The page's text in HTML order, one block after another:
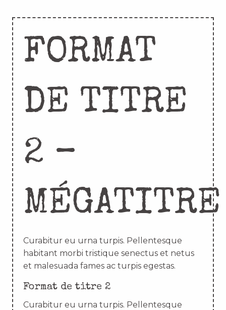
FORMAT
DE TITRE
2 –
MÉGATITRE
Curabitur eu urna turpis. Pellentesque
habitant morbi tristique senectus et netus
et malesuada fames ac turpis egestas.
Format de titre 2
Curabitur eu urna turpis. Pellentesque